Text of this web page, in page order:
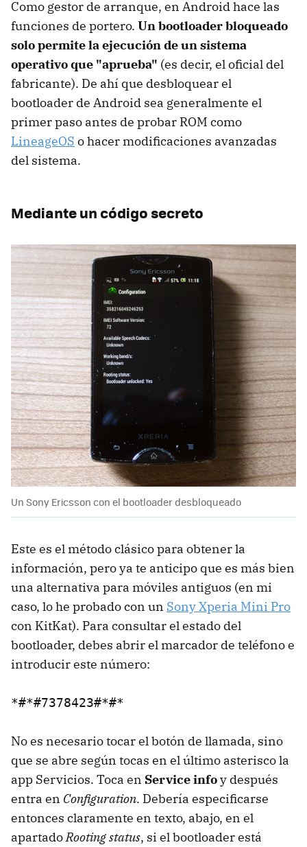
Como gestor de arranque, en Android hace las
funciones de portero. Un bootloader bloqueado
solo permite la ejecución de un sistema
operativo que "aprueba" (es decir, el oficial del
fabricante). De ahí que desbloquear el
bootloader de Android sea generalmente el
primer paso antes de probar ROM como
LineageOS o hacer modificaciones avanzadas
del sistema.
Mediante un código secreto
Un Sony Ericsson con el bootloader desbloqueado
Este es el método clásico para obtener la
información, pero ya te anticipo que es más bien
una alternativa para móviles antiguos (en mi
caso, lo he probado con un Sony Xperia Mini Pro
con KitKat). Para consultar el estado del
bootloader, debes abrir el marcador de teléfono e
introducir este número:
*#*#7378423#*#*
No es necesario tocar el botón de llamada, sino
que se abre según tocas en el último asterisco la
app Servicios. Toca en Service infoy después
entra en Configuration. Debería especificarse
entonces claramente en texto, abajo, en el
apartado Rooting status, si el bootloader está